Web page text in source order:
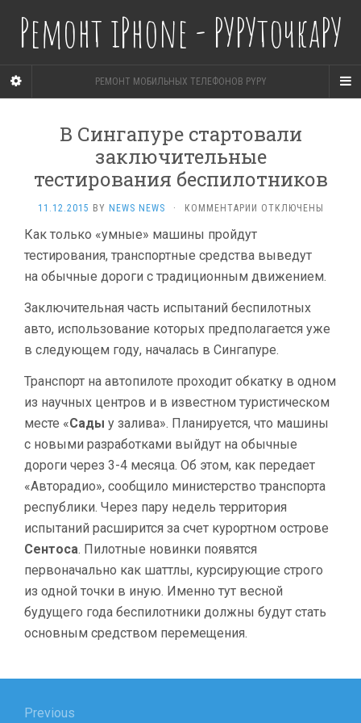
Ремонт iPhone - РУРУточкаРУ
РЕМОНТ МОБИЛЬНЫХ ТЕЛЕФОНОВ PYPY
В Сингапуре стартовали
заключительные
тестирования беспилотников
11.12.2015 BY NEWS NEWS · КОММЕНТАРИИ К
СТАРТОВАЛИ
ТЕСТИРОВАНИЯ
ОТКЛЮЧЕНЫ
Как только «умные» машины пройдут
тестирования, транспортные средства выведут
на обычные дороги с традиционным движением.
Заключительная часть испытаний беспилотных
авто, использование которых предполагается уже
в следующем году, началась в Сингапуре.
Транспорт на автопилоте проходит обкатку в одном
из научных центров и в известном туристическом
месте «Сады у залива». Планируется, что машины
с новыми разработками выйдут на обычные
дороги через 3-4 месяца. Об этом, как передает
«Авторадио», сообщило министерство транспорта
республики. Через пару недель территория
испытаний расширится за счет курортном острове
Сентоса. Пилотные новинки появятся
первоначально как шаттлы, курсирующие строго
из одной точки в иную. Именно тут весной
будущего года беспилотники должны будут стать
основным средством перемещения.
Previous